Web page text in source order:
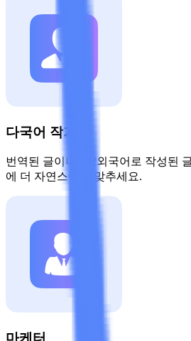
다국어 작가
번역된 글이나 제2외국어로 작성된
에 더 자연스럽게 맞추세요.
마케터